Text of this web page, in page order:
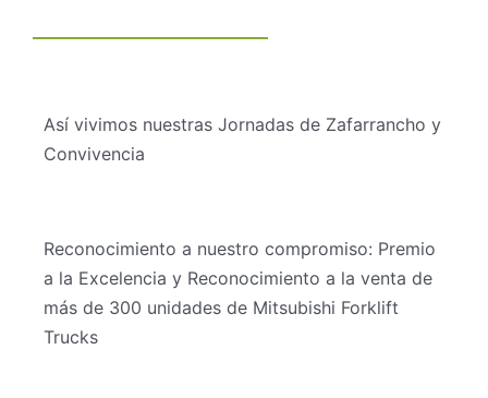
Así vivimos nuestras Jornadas de Zafarrancho y
Convivencia
Reconocimiento a nuestro compromiso: Premio
a la Excelencia y Reconocimiento a la venta de
más de 300 unidades de Mitsubishi Forklift
Trucks